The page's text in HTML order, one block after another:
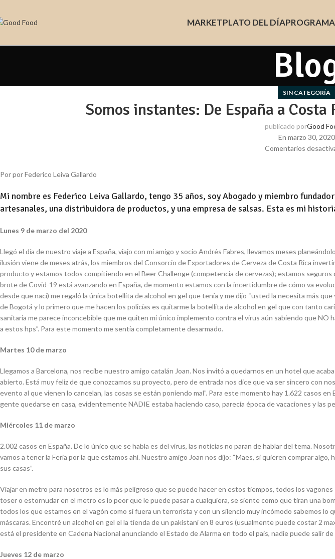
MARKETPLATO DEL DÍA
SIN CATEGORÍA
Somos instantes: De España a
publicado porGood
En marzo 30, 2020
Comentarios
Por por Federico Leiva Gallardo
Mi nombre es Federico Leiva Gallardo, tengo 35 años, soy Abogado y miembro
artesanales, una distribuidora de productos, y una empresa de salsas. Esta es mi
Lunes 9 de marzo del 2020
Llegó el día de nuestro viaje a España, viajo con mi amigo y socio Andrés Fabres, llevamos meses
ilusión viene de meses atrás, los miembros del Consorcio de Exportadores de Cerveza de Costa Rica
producto y estamos todos compitiendo en el Beer Challenge (competencia de cervezas); estamos seguros
brote de Covid-19 está avanzando en España, de momento estamos con la incertidumbre de cómo va
desde que nací) me regaló la única botellita de alcohol en gel que tenía y me dijo “usted la necesita más
de Bogotá y lo primero que me hacen los policías es quitarme la botellita de alcohol en gel que con tanto
sanitaria me parece inconcebible que me quiten mi único implemento contra el virus aún sabiendo que NO
a estos hps”. Para este momento me sentía completamente desarmado.
Martes 10 de marzo
Llegamos a Barcelona, nos recibe nuestro amigo catalán Joan. Nos invitó a quedarnos en un hotel que
abierto. Está muy feliz de que conozcamos su proyecto, pero de entrada nos dice que va ser sincero con
evento al que vienen lo cancelan, las cosas se están poniendo mal”. Para este momento hay 1.622 casos
gente quedarse en casa, evidentemente NADIE estaba haciendo caso, parecía época de vacaciones y las
Miércoles 11 de marzo
2.002 casos en España. De lo único que se habla es del virus, las noticias no paran de hablar del tema.
vamos a tener la Feria por la que estamos ahí. Nuestro amigo Joan nos dijo: “Maes, si quieren comprar
sus casas”.
Viajar en metro para nosotros es lo más peligroso que se puede hacer en estos tiempos, todos los
toser o estornudar en el metro es lo peor que le puede pasar a cualquiera, se siente como que tiran una
todos los que estamos en el vagón como si fuera un terrorista y con un silencio muy incómodo sabemos lo
máscaras. Encontré un alcohol en gel el la tienda de un pakistaní en 8 euros (usualmente puede costar 2
está el presidente en Cadena Nacional anunciando el Estado de Alarma en todo el país, nadie puede salir
Jueves 12 de marzo